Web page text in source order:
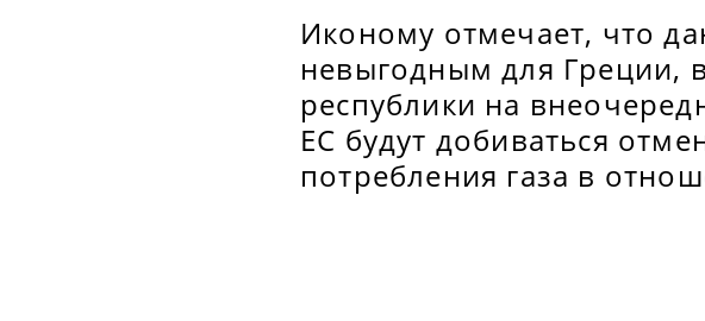
Иконому отмечает, что
невыгодным для Греции,
республики на
ЕС будут добиваться
потребления газа в